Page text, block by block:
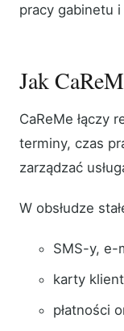
pracy gabinetu
Jak
CaReMe łączy
terminy, czas
zarządzać
W obsłudze
SMS-y, e-
karty
płatności